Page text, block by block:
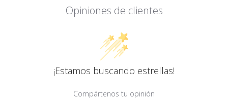
Opiniones de clientes
¡Estamos buscando estrellas!
Compártenos tu opinión